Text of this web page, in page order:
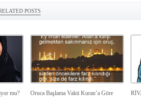
POSTS
mu?
Oruca Başlama Vakti Kuran’a Göre